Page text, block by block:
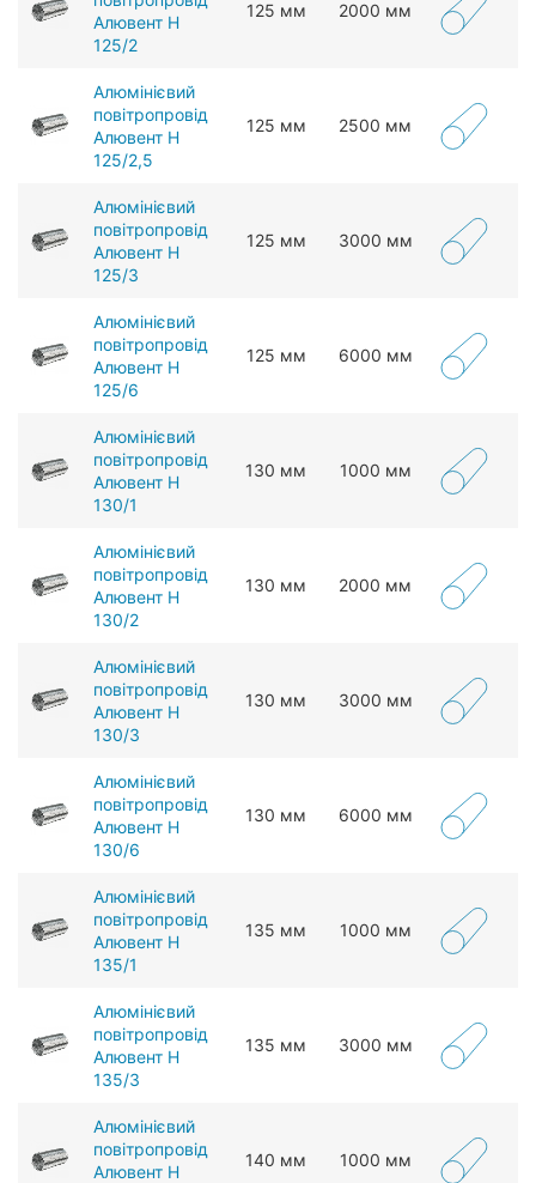
Алювент Н
125/2
125 мм 2000 мм
Алюмінієвий
повітропровід
Алювент Н
125/2,5
125 мм 2500 мм
Алюмінієвий
повітропровід
Алювент Н
125/3
125 мм 3000 мм
Алюмінієвий
повітропровід
Алювент Н
125/6
125 мм 6000 мм
Алюмінієвий
повітропровід
Алювент Н
130/1
130 мм 1000 мм
Алюмінієвий
повітропровід
Алювент Н
130/2
130 мм 2000 мм
Алюмінієвий
повітропровід
Алювент Н
130/3
130 мм 3000 мм
Алюмінієвий
повітропровід
Алювент Н
130/6
130 мм 6000 мм
Алюмінієвий
повітропровід
Алювент Н
135/1
135 мм 1000 мм
Алюмінієвий
повітропровід
Алювент Н
135/3
135 мм 3000 мм
Алюмінієвий
повітропровід
Алювент Н
140 мм 1000 мм